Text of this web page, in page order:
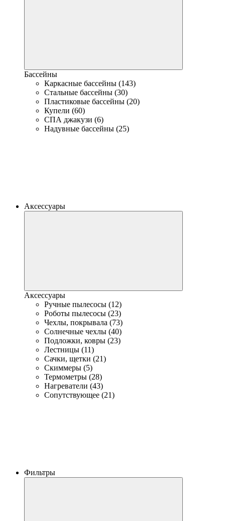
Бассейны
Каркасные бассейны (143)
Стальные бассейны (30)
Пластиковые бассейны (20)
Купели (60)
СПА джакузи (6)
Надувные бассейны (25)
Аксессуары
Аксессуары
Ручные пылесосы (12)
Роботы пылесосы (23)
Чехлы, покрывала (73)
Солнечные чехлы (40)
Подложки, ковры (23)
Лестницы (11)
Сачки, щетки (21)
Скиммеры (5)
Термометры (28)
Нагреватели (43)
Сопутствующее (21)
Фильтры